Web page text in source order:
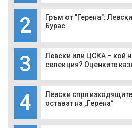
2
Гръм от "Герена":
Бурас
3
Левски или ЦСКА – кой
селекция? Оценките
4
Левски спря
остават на „Герена“